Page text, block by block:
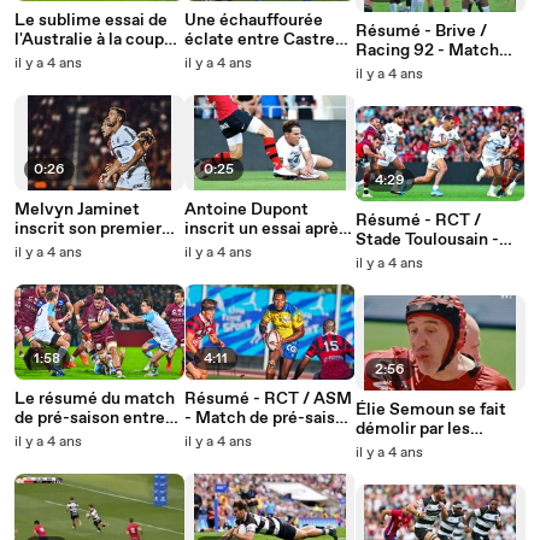
Le sublime essai de
l'Australie à la coupe
du monde de Rugby à
il y a 4 ans
0:26
Melvyn Jaminet
inscrit son premier
essai avec Toulouse
il y a 4 ans
1:58
Le résumé du match
de pré-saison entre
Bayonne et l’UBB
il y a 4 ans
Une échauffourée
éclate entre Castres
et Montpellier
il y a 4 ans
0:25
Antoine Dupont
inscrit un essai après
3 minutes face au
il y a 4 ans
4:11
Résumé - RCT / ASM
- Match de pré-saison
2022/23
il y a 4 ans
Résumé - Brive /
Racing 92 - Match
Pré-Saison 2022/23
il y a 4 ans
4:29
Résumé - RCT /
Stade Toulousain -
Match Pré-saison
il y a 4 ans
2:56
Élie Semoun se fait
démolir par les
joueurs du RCT
il y a 4 ans